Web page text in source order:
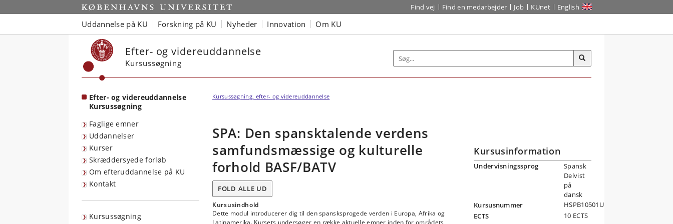
Start Find vej Find en medarbejder Job KUnet English
Uddannelse på KU Forskning på KU Nyheder Innovation Om KU
Efter- og videreuddannelse
Kursussøgning
Efter- og videreuddannelse
Kursussøgning
Faglige emner
Uddannelser
Kurser
Skræddersyede forløb
Om efteruddannelse på KU
Kontakt
Kursussøgning
Kursussøgning, efter- og videreuddannelse
SPA: Den spansktalende verdens
samfundsmæssige og kulturelle
forhold BASF/BATV
FOLD ALLE UD
Kursusindhold
Dette modul introducerer dig til den spansksprogede verden i Europa, Afrika og
Latinamerika. Kursets undersøger en række aktuelle emner inden for områdets
Kursusinformation
Undervisningssprog
Spansk
Delvist
på
dansk
Kursusnummer
HSPB10501U
ECTS
10 ECTS